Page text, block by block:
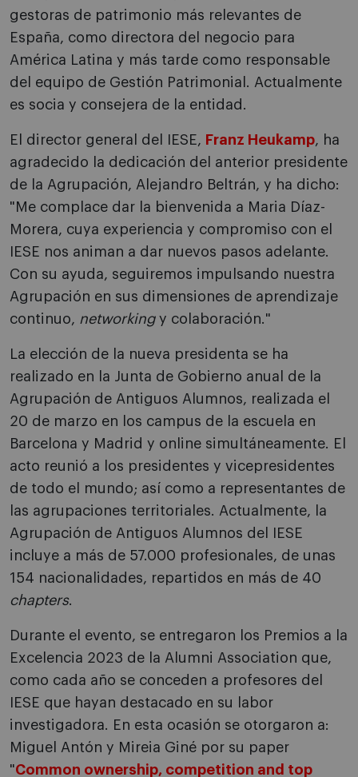
gestoras de patrimonio más relevantes de
España, como directora del negocio para
América Latina y más tarde como responsable
del equipo de Gestión Patrimonial. Actualmente
es socia y consejera de la entidad.
El director general del IESE, Franz Heukamp, ha
agradecido la dedicación del anterior presidente
de la Agrupación, Alejandro Beltrán, y ha dicho:
"Me complace dar la bienvenida a Maria Díaz-
Morera, cuya experiencia y compromiso con el
IESE nos animan a dar nuevos pasos adelante.
Con su ayuda, seguiremos impulsando nuestra
Agrupación en sus dimensiones de aprendizaje
continuo, networkingy colaboración."
La elección de la nueva presidenta se ha
realizado en la Junta de Gobierno anual de la
Agrupación de Antiguos Alumnos, realizada el
20 de marzo en los campus de la escuela en
Barcelona y Madrid y online simultáneamente. El
acto reunió a los presidentes y vicepresidentes
de todo el mundo; así como a representantes de
las agrupaciones territoriales. Actualmente, la
Agrupación de Antiguos Alumnos del IESE
incluye a más de 57.000 profesionales, de unas
154 nacionalidades, repartidos en más de 40
chapters.
Durante el evento, se entregaron los Premios a la
Excelencia 2023 de la Alumni Association que,
como cada año se conceden a profesores del
IESE que hayan destacado en su labor
investigadora. En esta ocasión se otorgaron a:
Miguel Antón y Mireia Giné por su paper
"Common ownership, competition and top